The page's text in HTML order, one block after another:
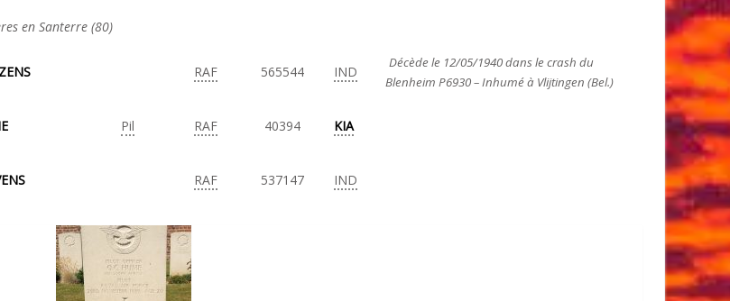
en Santerre (80)
RAF 565544 IND
Décède le 12/05/1940 dans le crash du
Blenheim P6930 – Inhumé à Vlijtingen (Bel.)
Pil RAF 40394 KIA
RAF 537147 IND